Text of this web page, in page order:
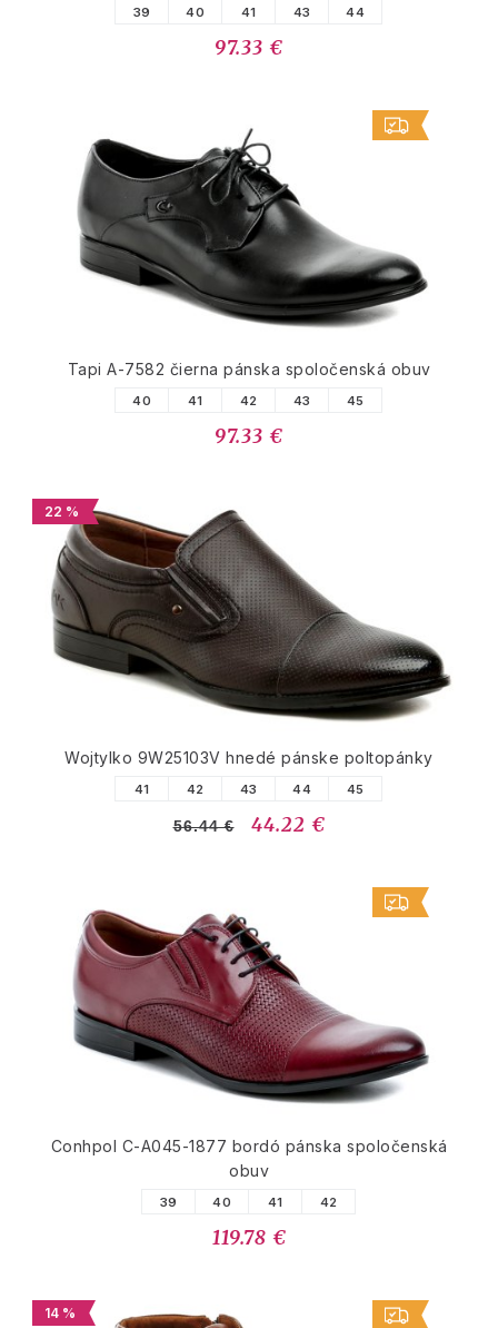
39 40 41 43 44
97.33 €
Tapi A-7582 čierna pánska spoločenská obuv
40 41 42 43 45
97.33 €
22 %
Wojtylko 9W25103V hnedé pánske poltopánky
41 42 43 44 45
56.44 € 44.22 €
Conhpol C-A045-1877 bordó pánska spoločenská
obuv
39 40 41 42
119.78 €
14 %